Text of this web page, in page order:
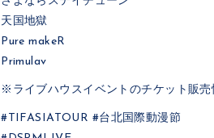
天国地獄
Pure makeR
Primulav
※ライブハウスイベントのチケット販売
#TIFASIATOUR #台北国際動漫節